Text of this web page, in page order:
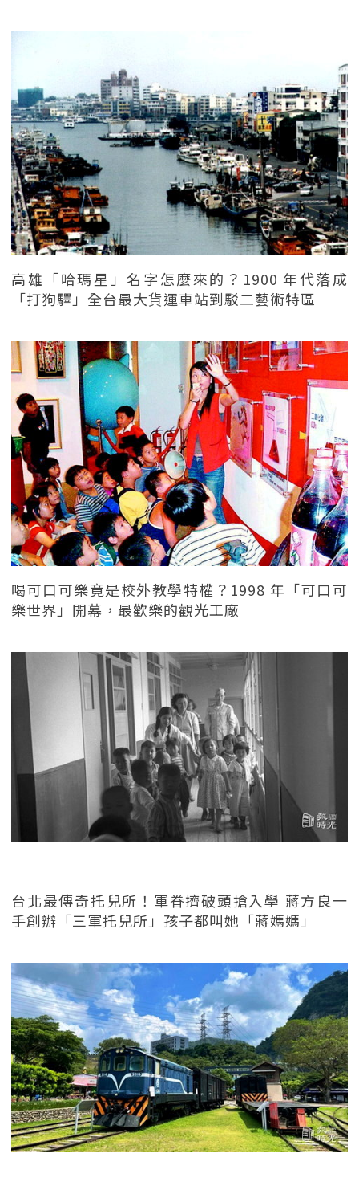
高雄「哈瑪星」名字怎麼來的？1900 年代落成
「打狗驛」全台最大貨運車站到駁二藝術特區
喝可口可樂竟是校外教學特權？1998 年「可口可
樂世界」開幕，最歡樂的觀光工廠
台北最傳奇托兒所！軍眷擠破頭搶入學 蔣方良一
手創辦「三軍托兒所」孩子都叫她「蔣媽媽」